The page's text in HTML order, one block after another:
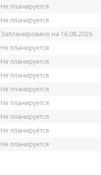
Не планируется
Не планируется
Запланировано на 16.08.2026
Не планируется
Не планируется
Не планируется
Не планируется
Не планируется
Не планируется
Не планируется
Не планируется